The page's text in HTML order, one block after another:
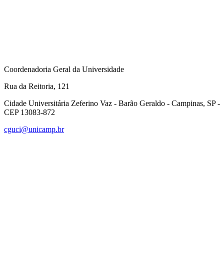
Coordenadoria Geral da Universidade
Rua da Reitoria, 121
Cidade Universitária Zeferino Vaz - Barão Geraldo - Campinas, SP -
CEP 13083-872
cguci@unicamp.br